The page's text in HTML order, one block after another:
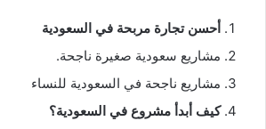
أحسن تجارة مربحة في السعودية
مشاريع سعودية صغيرة ناجحة.
مشاريع ناجحة في السعودية للنساء
كيف أبدأ مشروع في السعودية؟